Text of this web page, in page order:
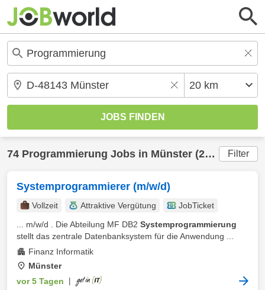
74 Programmierung Jobs in Münster (20 km) gefunden Filter
Systemprogrammierer (m/w/d)
Vollzeit Attraktive Vergütung
JobTicket
... m/w/d . Die Abteilung MF DB2 Systemprogrammierung
stellt das zentrale Datenbanksystem für die Anwendung ...
Finanz Informatik
Münster
vor 5 Tagen